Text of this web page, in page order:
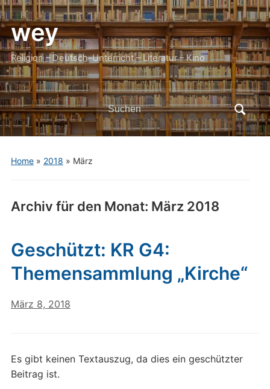
wey
Religion – Deutsch-Unterricht – Literatur – Kino
Search
for:
Home» 2018 » März
Archiv für den Monat: März 2018
Geschützt: KR G4:
Themensammlung „Kirche“
März 8, 2018
Es gibt keinen Textauszug, da dies ein geschützter
Beitrag ist.